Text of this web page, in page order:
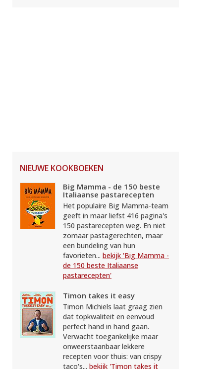
NIEUWE KOOKBOEKEN
Big Mamma - de 150 beste
Italiaanse pastarecepten
Het populaire Big Mamma-team
geeft in maar liefst 416 pagina's
150 pastarecepten weg. En niet
zomaar pastagerechten, maar
een bundeling van hun
favorieten... bekijk 'Big Mamma -
de 150 beste Italiaanse
pastarecepten'
Timon takes it easy
Timon Michiels laat graag zien
dat topkwaliteit en eenvoud
perfect hand in hand gaan.
Verwacht toegankelijke maar
onweerstaanbaar lekkere
recepten voor thuis: van crispy
taco's... bekijk 'Timon takes it